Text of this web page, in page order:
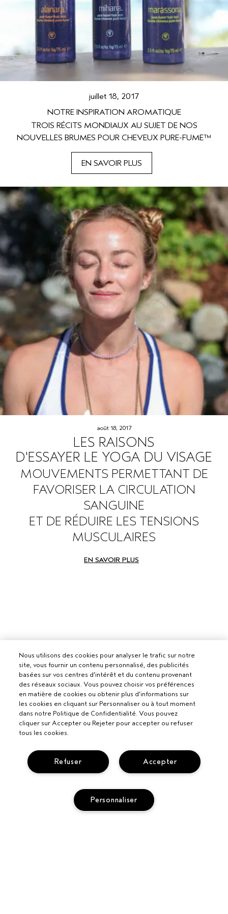
SÉRUM POUR LES CHEVEUX
VOYAGE
CUIR CHEVELU SENSIBLE
ROSEMARY MINT
PURE ABUNDANCE
TOUTES LES COLLECTIONS
juillet 18, 2017
NOTRE INSPIRATION AROMATIQUE
TROIS RÉCITS MONDIAUX AU SUJET DE NOS
NOUVELLES BRUMES POUR CHEVEUX PURE-FUME™
EN SAVOIR PLUS
août 18, 2017
LES RAISONS
D'ESSAYER LE YOGA DU VISAGE
MOUVEMENTS PERMETTANT DE
FAVORISER LA CIRCULATION
SANGUINE
ET DE RÉDUIRE LES TENSIONS
MUSCULAIRES
EN SAVOIR PLUS
Nous utilisons des cookies pour analyser le trafic sur notre
site, vous fournir un contenu personnalisé, des publicités
basées sur vos centres d'intérêt et du contenu provenant
des réseaux sociaux. Vous pouvez choisir vos préférences
en matière de cookies ou obtenir plus d'informations sur
les cookies en cliquant sur Personnaliser ou à tout moment
dans notre Politique de Confidentialité. Vous pouvez
cliquer sur Accepter ou Rejeter pour accepter ou refuser
tous les cookies.
Accepter
Refuser
Personnaliser